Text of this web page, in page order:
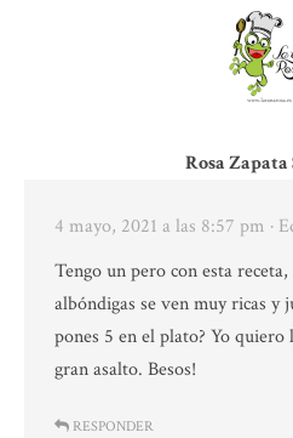
Rosa Zapata
4 mayo, 2021 a las 8:57 pm ·
Tengo un pero con esta
albóndigas se ven muy ricas
pones 5 en el plato? Yo
gran asalto. Besos!
RESPONDER